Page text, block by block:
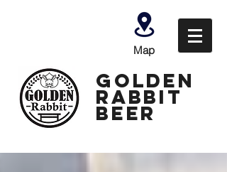
Map
GOLDEN
Rabbit
Beer